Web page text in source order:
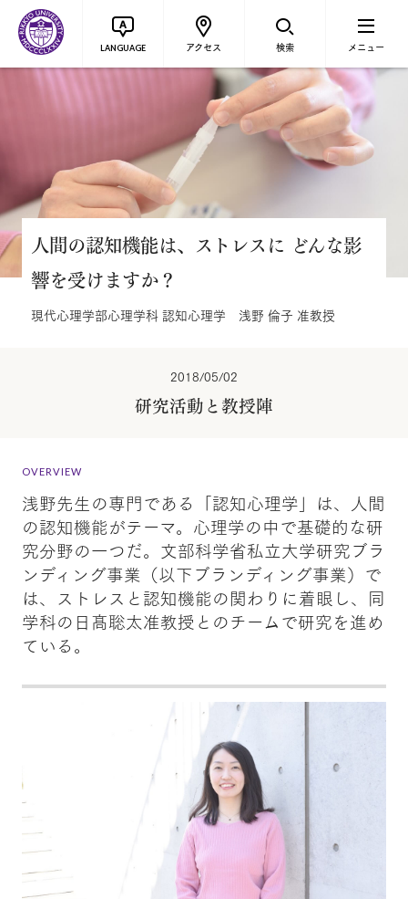
LANGUAGE アクセス 検索 メニュー
人間の認知機能は、ストレスに どんな影
響を受けますか？
現代心理学部心理学科 認知心理学 浅野 倫子 准教授
2018/05/02
研究活動と教授陣
OVERVIEW
浅野先生の専門である「認知心理学」は、人間
の認知機能がテーマ。心理学の中で基礎的な研
究分野の一つだ。文部科学省私立大学研究ブラ
ンディング事業（以下ブランディング事業）で
は、ストレスと認知機能の関わりに着眼し、同
学科の日髙聡太准教授とのチームで研究を進め
ている。